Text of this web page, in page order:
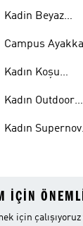
Kadin Beyaz
Campus
Kadın Koşu
Kadın Outdoor
Kadın
IÇIN
için